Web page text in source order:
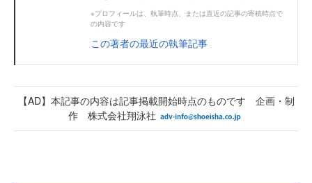
※プロフィールは、執筆時点、または直近の記事の寄稿時点で
の内容です
この著者の最近の執筆記事
【AD】本記事の内容は記事掲載開始時点のものです 企画・制
作 株式会社翔泳社